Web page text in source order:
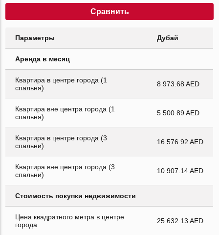
Сравнить
Параметры Дубай
Аренда в месяц
Квартира в центре города (1
спальня)
8 973.68 AED
Квартира вне центра города (1
спальня)
5 500.89 AED
Квартира в центре города (3
спальни)
16 576.92 AED
Квартира вне центра города (3
спальни)
10 907.14 AED
Стоимость покупки недвижимости
Цена квадратного метра в центре
города
25 632.13 AED